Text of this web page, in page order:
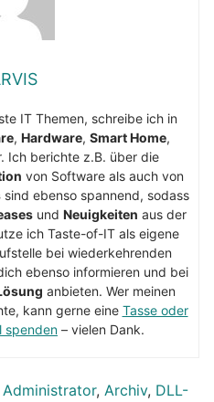
IT Themen, schreibe ich in
, Hardware, Smart Home,
Ich berichte z.B. über die
von Software als auch von
sind ebenso spannend, sodass
und Neuigkeiten aus der
ich Taste-of-IT als eigene
bei wiederkehrenden
ebenso informieren und bei
anbieten. Wer meinen
kann gerne eine Tasse oder
spenden – vielen Dank.
Administrator, Archiv, DLL-